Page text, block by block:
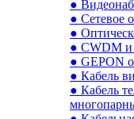
●
● Сетевое
●
● CWDM и
● GEPON
● Кабель
● Кабель